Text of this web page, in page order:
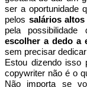
ser a oportunidade
pelos salários altos
pela possibilidade
escolher a dedo a
sem precisar
Estou dizendo isso
copywriter não é o
Não importa se